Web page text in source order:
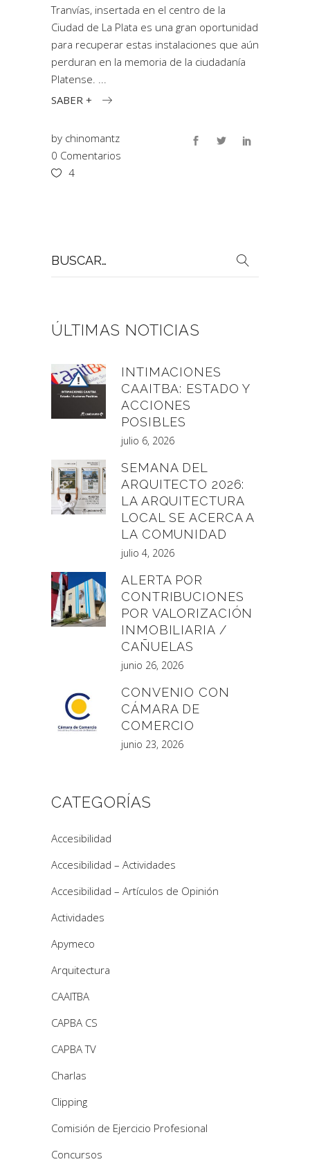
Tranvías, insertada en el centro de la
Ciudad de La Plata es una gran oportunidad
para recuperar estas instalaciones que aún
perduran en la memoria de la ciudadanía
Platense.
SABER +
by chinomantz
0 Comentarios
4
por:
ÚLTIMAS NOTICIAS
INTIMACIONES
CAAITBA: ESTADO Y
ACCIONES
POSIBLES
julio 6, 2026
SEMANA DEL
ARQUITECTO 2026:
LA ARQUITECTURA
LOCAL SE ACERCA A
LA COMUNIDAD
julio 4, 2026
ALERTA POR
CONTRIBUCIONES
POR VALORIZACIÓN
INMOBILIARIA /
CAÑUELAS
junio 26, 2026
CONVENIO CON
CÁMARA DE
COMERCIO
junio 23, 2026
CATEGORÍAS
Accesibilidad
Accesibilidad – Actividades
Accesibilidad – Artículos de Opinión
Actividades
Apymeco
Arquitectura
CAAITBA
CAPBA CS
CAPBA TV
Charlas
Clipping
Comisión de Ejercicio Profesional
Concursos